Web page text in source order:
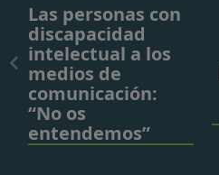
Las personas con
discapacidad
intelectual a los
medios de
comunicación:
“No os
entendemos”